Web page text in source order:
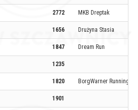
2772 MKB Dreptak
1656 Drużyna Stasia
1847 Dream Run
1235
1820 BorgWarner Running
1901